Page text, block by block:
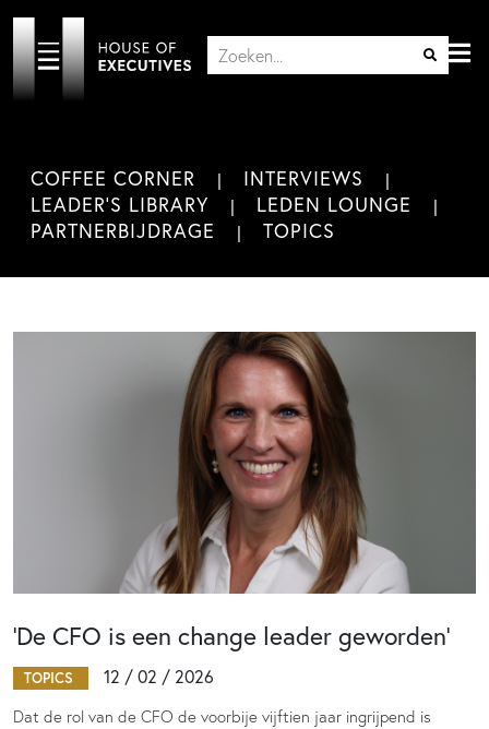
COFFEE CORNER
INTERVIEWS
LEADER'S LIBRARY
LEDEN LOUNGE
PARTNERBIJDRAGE
TOPICS
‘De CFO is een change leader geworden’
TOPICS 12 / 02 / 2026
Dat de rol van de CFO de voorbije vijftien jaar ingrijpend is